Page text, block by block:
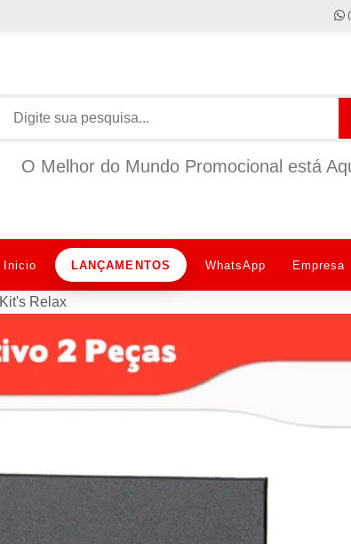
O Melhor do Mundo Promocional está
Inicio LANÇAMENTOS WhatsApp Empresa
Kit's Relax